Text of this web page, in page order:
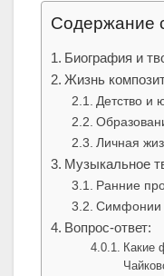
Содержание
Биография и
Жизнь
Детство и
Личная
Музыкальное
Ранние
Симфонии
Вопрос-ответ:
Какие